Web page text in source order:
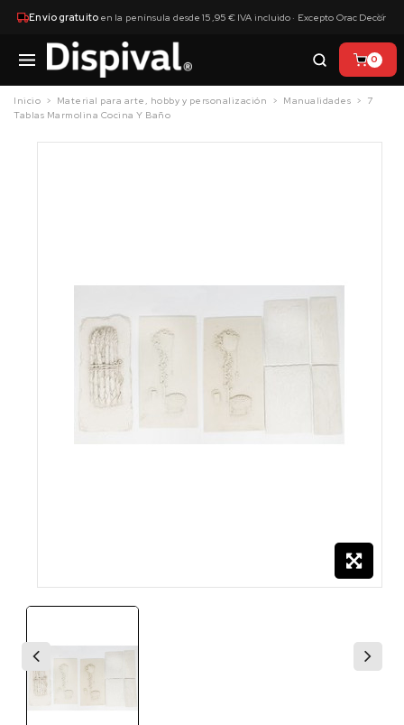
Envío gratuitoen la península desde 15,95 € IVA incluido · Excepto Orac Decor
×
0
Inicio Material para arte, hobby y personalización Manualidades
7
Tablas Marmolina Cocina Y Baño